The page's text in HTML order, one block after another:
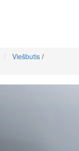
Viešbutis /